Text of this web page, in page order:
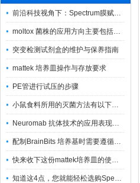
前沿科技视角下：Spectrum膜赋能精密制造
moltox 菌株的应用方向主要包括以下几个方面
突变检测试剂盒的维护与保养指南
mattek 培养皿操作与存放要求
PE管进行试压的步骤
小鼠食料所用的灭菌方法有以下三种
Neuromab 抗体技术的应用表现在这几方面
配制BrainBits 培养基时需要遵循的原则
快来收下这份mattek培养皿的使用指南
知道这4点，您就能轻松选购Spectrum 膜